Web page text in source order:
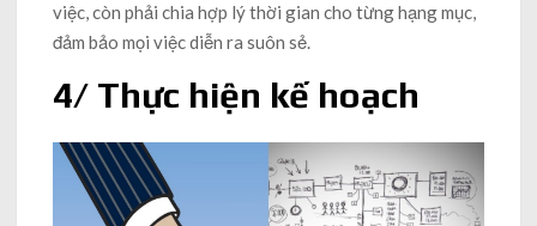
việc, còn phải chia hợp lý thời gian cho từng hạng mục,
đảm bảo mọi việc diễn ra suôn sẻ.
4/ Thực hiện kế hoạch